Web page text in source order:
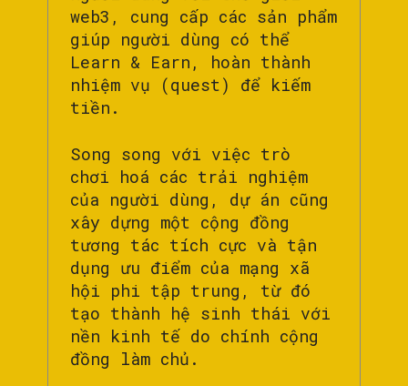
web3, cung cấp các sản phẩm
giúp người dùng có thể
Learn & Earn, hoàn thành
nhiệm vụ (quest) để kiếm
tiền.
Song song với việc trò
chơi hoá các trải nghiệm
của người dùng, dự án cũng
xây dựng một cộng đồng
tương tác tích cực và tận
dụng ưu điểm của mạng xã
hội phi tập trung, từ đó
tạo thành hệ sinh thái với
nền kinh tế do chính cộng
đồng làm chủ.